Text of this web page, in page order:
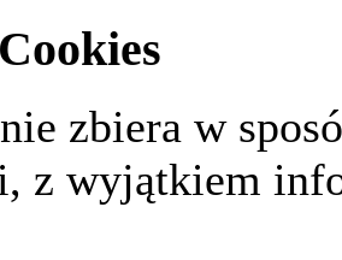
zbiera w
z wyjątkiem